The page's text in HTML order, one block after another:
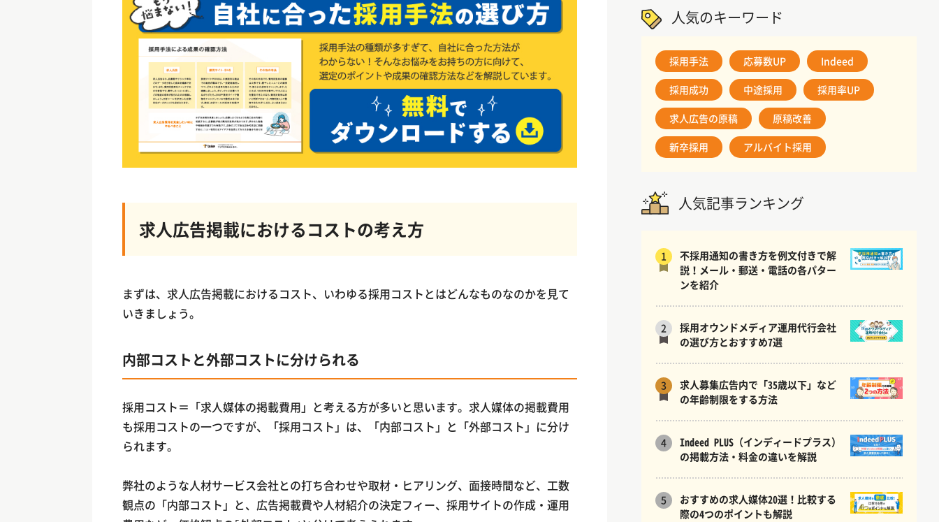
求人広告掲載におけるコストの考え方
まずは、求人広告掲載におけるコスト、いわゆる採用コストとはどんなものなのかを見て
いきましょう。
内部コストと外部コストに分けられる
採用コスト＝「求人媒体の掲載費用」と考える方が多いと思います。求人媒体の掲載費用
も採用コストの一つですが、「採用コスト」は、「内部コスト」と「外部コスト」に分け
られます。
弊社のような人材サービス会社との打ち合わせや取材・ヒアリング、面接時間など、工数
観点の「内部コスト」と、広告掲載費や人材紹介の決定フィー、採用サイトの作成・運用
人気のキーワード
採用手法 応募数UP Indeed
採用成功 中途採用 採用率UP
求人広告の原稿 原稿改善
新卒採用 アルバイト採用
人気記事ランキング
1
不採用通知の書き方を例文付きで解
説！メール・郵送・電話の各パター
ンを紹介
2
採用オウンドメディア運用代行会社
の選び方とおすすめ7選
3
求人募集広告内で「35歳以下」など
の年齢制限をする方法
4
Indeed PLUS（インディードプラス）
の掲載方法・料金の違いを解説
5
おすすめの求人媒体20選！比較する
際の4つのポイントも解説